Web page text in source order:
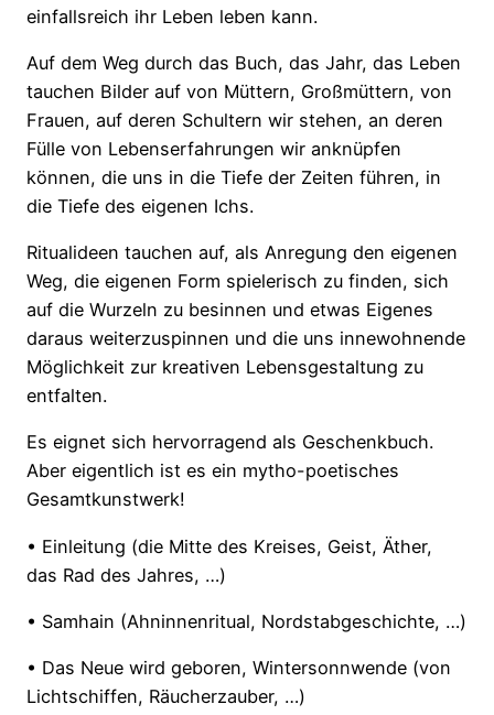
einfallsreich ihr Leben leben kann.
Auf dem Weg durch das Buch, das Jahr, das Leben
tauchen Bilder auf von Müttern, Großmüttern, von
Frauen, auf deren Schultern wir stehen, an deren
Fülle von Lebenserfahrungen wir anknüpfen
können, die uns in die Tiefe der Zeiten führen, in
die Tiefe des eigenen Ichs.
Ritualideen tauchen auf, als Anregung den eigenen
Weg, die eigenen Form spielerisch zu finden, sich
auf die Wurzeln zu besinnen und etwas Eigenes
daraus weiterzuspinnen und die uns innewohnende
Möglichkeit zur kreativen Lebensgestaltung zu
entfalten.
Es eignet sich hervorragend als Geschenkbuch.
Aber eigentlich ist es ein mytho-poetisches
Gesamtkunstwerk!
• Einleitung (die Mitte des Kreises, Geist, Äther,
das Rad des Jahres, …)
• Samhain (Ahninnenritual, Nordstabgeschichte, …)
• Das Neue wird geboren, Wintersonnwende (von
Lichtschiffen, Räucherzauber, …)